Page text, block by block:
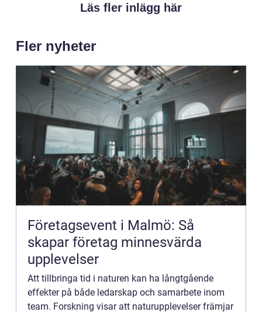
Läs fler inlägg här
Fler nyheter
Företagsevent i Malmö: Så
skapar företag minnesvärda
upplevelser
Att tillbringa tid i naturen kan ha långtgående
effekter på både ledarskap och samarbete inom
team. Forskning visar att naturupplevelser främjar